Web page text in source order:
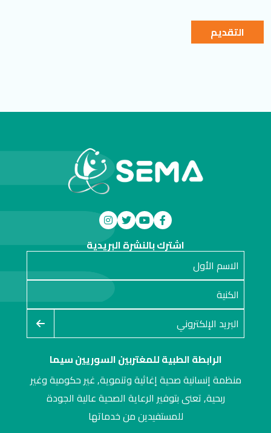
التقديم
الرابطة الطبية للمغتربين السوريين سيما
منظمة إنسانية صحية إغاثية وتنموية, غير حكومية وغير
ربحية, تعنى بتوفير الرعاية الصحية عالية الجودة
للمستفيدين من خدماتها
اشترك بالنشرة البريدية